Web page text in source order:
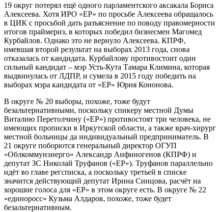
19 округ потерял ещё одного парламентского аксакала Бориса
Алексеева. Хотя ИРО «ЕР» по просьбе Алексеева обращалось
в ЦИК с просьбой дать разъяснение по поводу правомерности
итогов праймериз, в которых победил бизнесмен Магомед
Курбайлов. Однако это не вернуло Алексеева. КПРФ,
имевшая второй результат на выборах 2013 года, снова
отказалась от кандидата. Курбайлову противостоит один
сильный кандидат – мэр Усть-Кута Тамара Климина, которая
выдвинулась от ЛДПР, и сумела в 2015 году победить на
выборах мэра кандидата от «ЕР» Юрия Кононова.
В округе № 20 выборы, похоже, тоже будут
безальтернативными, поскольку спикеру местной Думы
Виталию Перетолчину («ЕР») противостоят три человека, не
имеющих прописки в Иркутской области, а также врач-хирург
местной больницы да индивидуальный предприниматель. В
21 округе поборются генеральный директор ОГУП
«Облкоммунэнерго» Александр Анфиногенов (КПРФ) и
депутат ЗС Николай Труфанов («ЕР»). Труфанов параллельно
идёт во главе регсписка, а поскольку третьей в списке
значится действующий депутат Ирина Синцова, расчёт на
хорошие голоса для «ЕР» в этом округе есть. В округе № 22
«единоросс» Кузьма Алдаров, похоже, тоже будет
безальтернативным.